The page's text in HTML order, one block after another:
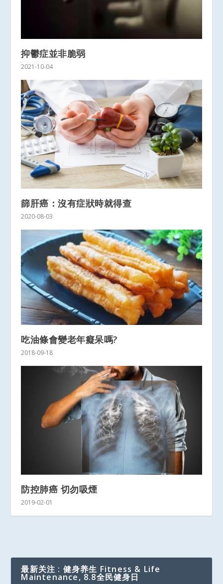
抑鬱症並非脆弱
2021-10-04
篩肝癌：沒有症狀時就得查
2020-08-03
吃油條會變老年癡呆嗎?
2018-09-18
防控肺癌 切勿吸煙
2019-02-01
最新关注 : 健身养生 Fitness & Life
Maintenance, 8.8全民健身日